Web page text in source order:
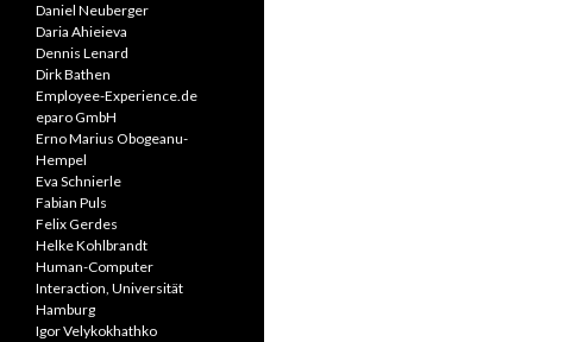
Daniel Neuberger
Daria Ahieieva
Dennis Lenard
Dirk Bathen
Employee-Experience.de
eparo GmbH
Erno Marius Obogeanu-
Hempel
Eva Schnierle
Fabian Puls
Felix Gerdes
Helke Kohlbrandt
Human-Computer
Interaction, Universität
Hamburg
Igor Velykokhathko